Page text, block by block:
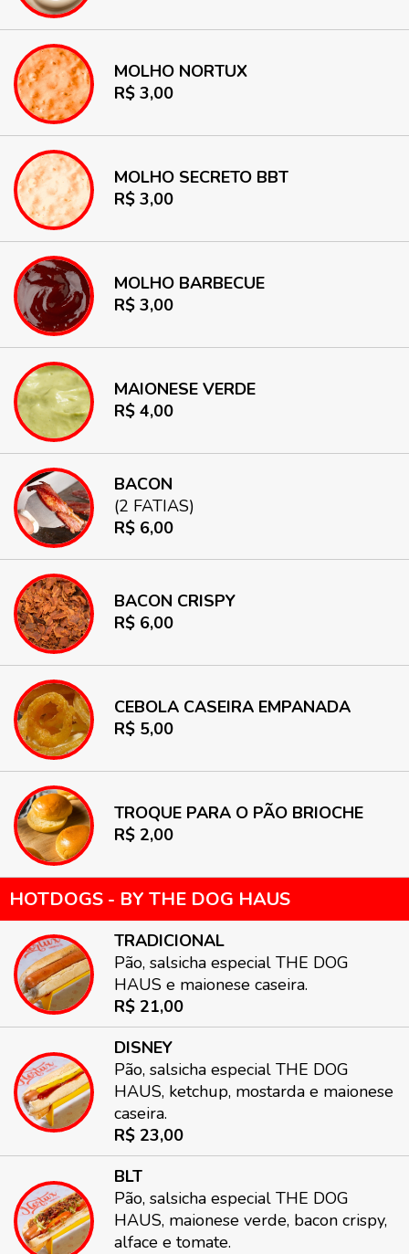
MOLHO NORTUX
R$ 3,00
MOLHO SECRETO BBT
R$ 3,00
MOLHO BARBECUE
R$ 3,00
MAIONESE VERDE
R$ 4,00
BACON
(2 FATIAS)
R$ 6,00
BACON CRISPY
R$ 6,00
CEBOLA CASEIRA EMPANADA
R$ 5,00
TROQUE PARA O PÃO BRIOCHE
R$ 2,00
HOTDOGS - BY THE DOG HAUS
TRADICIONAL
Pão, salsicha especial THE DOG
HAUS e maionese caseira.
R$ 21,00
DISNEY
Pão, salsicha especial THE DOG
HAUS, ketchup, mostarda e maionese
caseira.
R$ 23,00
BLT
Pão, salsicha especial THE DOG
HAUS, maionese verde, bacon crispy,
alface e tomate.